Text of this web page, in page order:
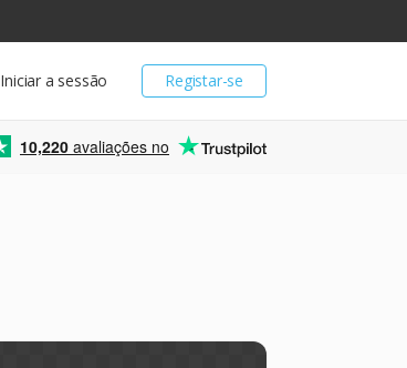
Registar-se
Iniciar a sessão
10,220 avaliações no